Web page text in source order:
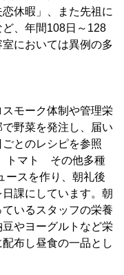
休暇」、また先祖に
、年間108日～128
においては異例の多
モーク体制や管理栄
野菜を発注し、届い
とのレシピを参照
トマト その他多種
ースを作り、朝礼後
課にしています。朝
いるスタッフの栄養
やヨーグルトなど栄
布し昼食の一品とし